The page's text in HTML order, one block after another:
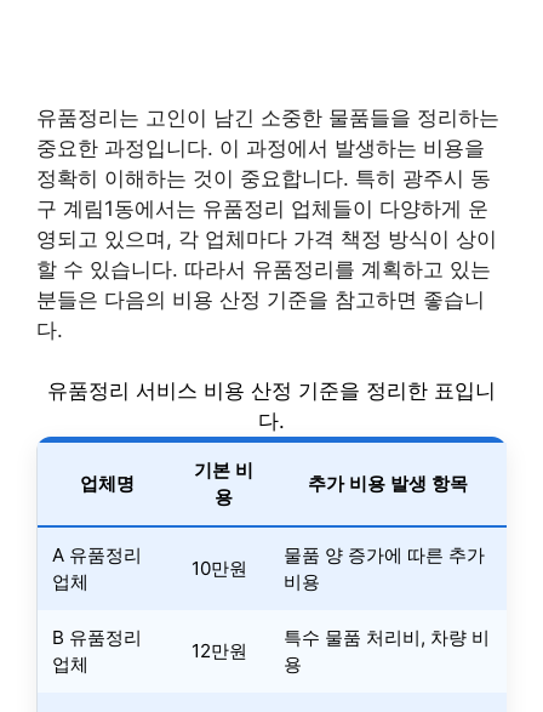
유품정리는 고인이 남긴 소중한 물품들을 정리하는
중요한 과정입니다. 이 과정에서 발생하는 비용을
정확히 이해하는 것이 중요합니다. 특히 광주시 동
구 계림1동에서는 유품정리 업체들이 다양하게 운
영되고 있으며, 각 업체마다 가격 책정 방식이 상이
할 수 있습니다. 따라서 유품정리를 계획하고 있는
분들은 다음의 비용 산정 기준을 참고하면 좋습니
다.
유품정리 서비스 비용 산정 기준을 정리한 표입니
다.
업체명
기본 비
용
추가 비용 발생 항목
A 유품정리
업체
10만원
물품 양 증가에 따른 추가
비용
B 유품정리
업체
12만원
특수 물품 처리비, 차량 비
용